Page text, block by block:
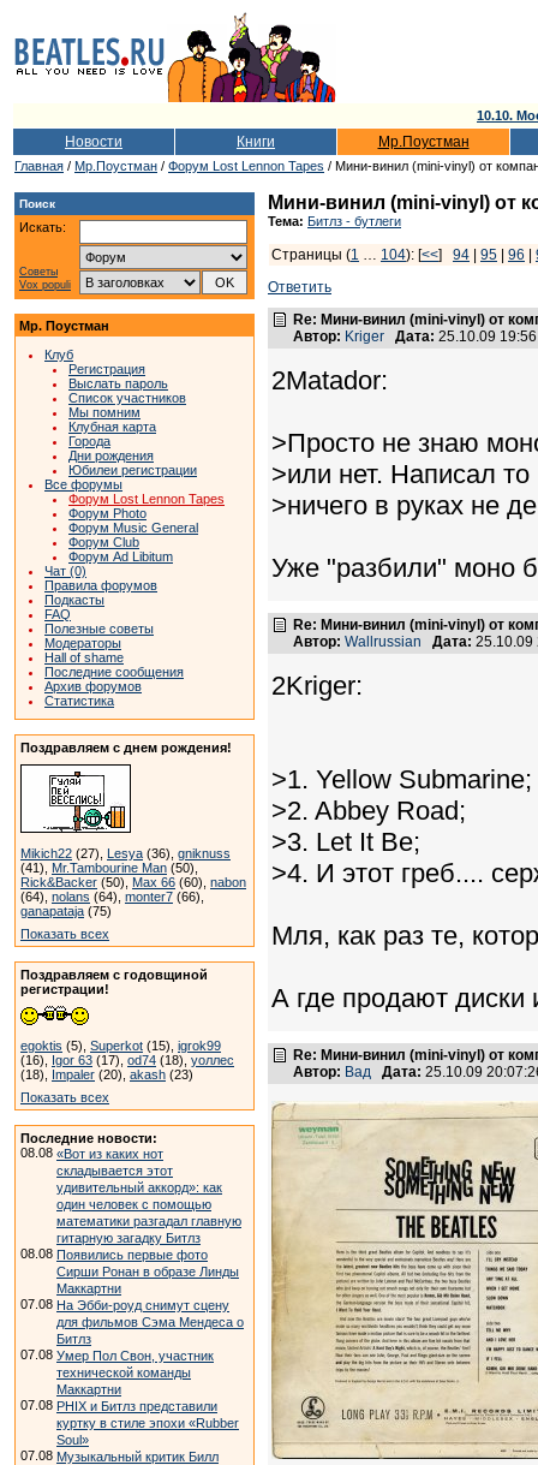
10.10.
Новости Книги Мр.Поустман
Главная / Мр.Поустман / Форум Lost Lennon Tapes / Мини-винил (mini-vinyl) от
Поиск
Искать:
Советы
Vox populi
Мр. Поустман
Клуб
Регистрация
Выслать пароль
Список участников
Мы помним
Клубная карта
Города
Дни рождения
Юбилеи регистрации
Все форумы
Форум Lost Lennon Tapes
Форум Photo
Форум Music General
Форум Club
Форум Ad Libitum
Чат (0)
Правила форумов
Подкасты
FAQ
Полезные советы
Модераторы
Hall of shame
Последние сообщения
Архив форумов
Статистика
Поздравляем с днем рождения!
Mikich22 (27), Lesya (36), gniknuss
(41), Mr.Tambourine Man (50),
Rick&Backer (50), Max 66 (60), nabon
(64), nolans (64), monter7 (66),
ganapataja (75)
Показать всех
Поздравляем с годовщиной
регистрации!
egoktis (5), Superkot (15), igrok99
(16), Igor 63 (17), od74 (18), уоллес
(18), Impaler (20), akash (23)
Показать всех
Последние новости:
08.08 «Вот из каких нот
складывается этот
удивительный аккорд»: как
один человек с помощью
математики разгадал главную
гитарную загадку Битлз
08.08 Появились первые фото
Сирши Ронан в образе Линды
Маккартни
07.08 На Эбби-роуд снимут сцену
для фильмов Сэма Мендеса о
Битлз
07.08 Умер Пол Свон, участник
технической команды
Маккартни
07.08 PHIX и Битлз представили
куртку в стиле эпохи «Rubber
Soul»
07.08 Музыкальный критик Билл
Мини-винил (mini-vinyl) от
Тема: Битлз - бутлеги
Страницы (1 … 104): [<<] 94 95 96
Ответить
Re: Мини-винил (mini-vinyl) от
Автор: Kriger Дата: 25.10.09
2Matador:
>Просто не знаю
>или нет. Написал
>ничего в руках не
Уже "разбили" моно
Re: Мини-винил (mini-vinyl) от
Автор: Wallrussian Дата:
2Kriger:
>1. Yellow Submarine;
>2. Abbey Road;
>3. Let It Be;
>4. И этот греб....
Мля, как раз те,
А где продают диски
Re: Мини-винил (mini-vinyl) от
Автор: Вад Дата: 25.10.09